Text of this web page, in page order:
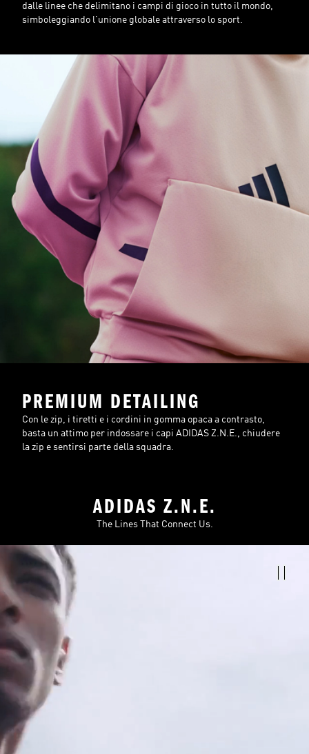
dalle linee che delimitano i campi di gioco in tutto il mondo,
simboleggiando l'unione globale attraverso lo sport.
PREMIUM DETAILING
Con le zip, i tiretti e i cordini in gomma opaca a contrasto,
basta un attimo per indossare i capi ADIDAS Z.N.E., chiudere
la zip e sentirsi parte della squadra.
ADIDAS Z.N.E.
The Lines That Connect Us.